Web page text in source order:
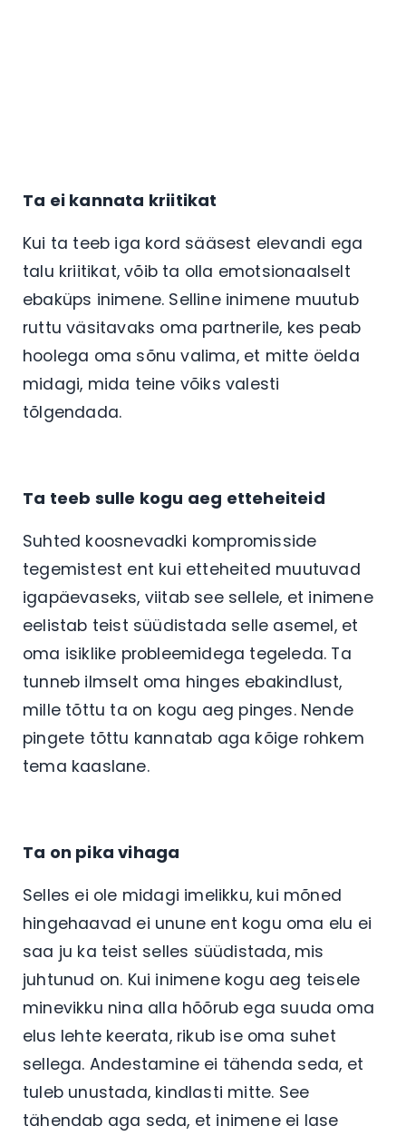
Ta ei kannata kriitikat
Kui ta teeb iga kord sääsest elevandi ega
talu kriitikat, võib ta olla emotsionaalselt
ebaküps inimene. Selline inimene muutub
ruttu väsitavaks oma partnerile, kes peab
hoolega oma sõnu valima, et mitte öelda
midagi, mida teine võiks valesti
tõlgendada.
Ta teeb sulle kogu aeg etteheiteid
Suhted koosnevadki kompromisside
tegemistest ent kui etteheited muutuvad
igapäevaseks, viitab see sellele, et inimene
eelistab teist süüdistada selle asemel, et
oma isiklike probleemidega tegeleda. Ta
tunneb ilmselt oma hinges ebakindlust,
mille tõttu ta on kogu aeg pinges. Nende
pingete tõttu kannatab aga kõige rohkem
tema kaaslane.
Ta on pika vihaga
Selles ei ole midagi imelikku, kui mõned
hingehaavad ei unune ent kogu oma elu ei
saa ju ka teist selles süüdistada, mis
juhtunud on. Kui inimene kogu aeg teisele
minevikku nina alla hõõrub ega suuda oma
elus lehte keerata, rikub ise oma suhet
sellega. Andestamine ei tähenda seda, et
tuleb unustada, kindlasti mitte. See
tähendab aga seda, et inimene ei lase